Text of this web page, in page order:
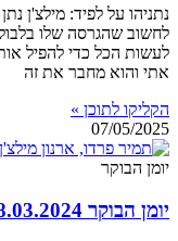
נתניהו על לפיד: מילצ'ן
לחשוב שהגרסה שלו
לעשות הכל כדי להפיל
אתי והוא מחבר את זה
הקליקו לתוכן »
07/05/2025
יומן הבוקר
יומן הבוקר 08.03.2024